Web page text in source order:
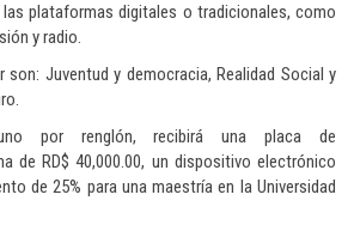
plataformas digitales o tradicionales, como
y radio.
son: Juventud y democracia, Realidad Social y
por renglón, recibirá una placa de
de RD$ 40,000.00, un dispositivo electrónico
de 25% para una maestría en la Universidad